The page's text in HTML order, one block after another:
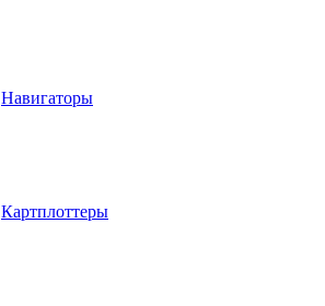
Навигаторы
Картплоттеры